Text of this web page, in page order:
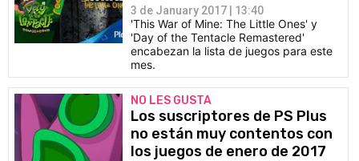
3 de January 2017 | 13:40
'This War of Mine: The Little Ones' y
'Day of the Tentacle Remastered'
encabezan la lista de juegos para este
mes.
NO LES GUSTA
Los suscriptores de PS Plus
no están muy contentos con
los juegos de enero de 2017